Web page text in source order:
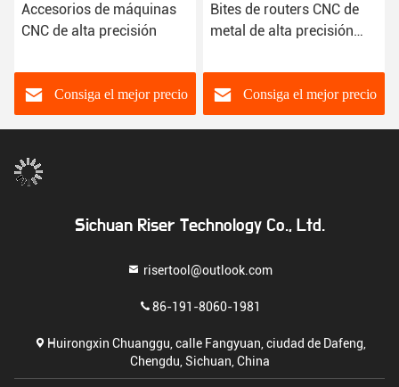
Accesorios de máquinas
CNC de alta precisión
Consiga el mejor precio
Bites de routers CNC de
metal de alta precisión
de sujeción
Consiga el mejor precio
Sichuan Riser Technology Co., Ltd.
risertool@outlook.com
86-191-8060-1981
Huirongxin Chuanggu, calle Fangyuan, ciudad de Dafeng,
Chengdu, Sichuan, China